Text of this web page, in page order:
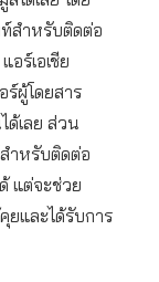
สำหรับติดต่อ
ร์เอเชีย
ร์ผู้โดยสาร
ด้เลย ส่วน
สำหรับติดต่อ
แต่จะช่วย
ยและได้รับการ